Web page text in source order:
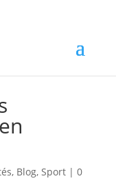
, Blog, Sport| 0